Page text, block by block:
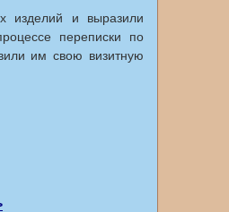
изделий и выразили
переписки по
им свою визитную